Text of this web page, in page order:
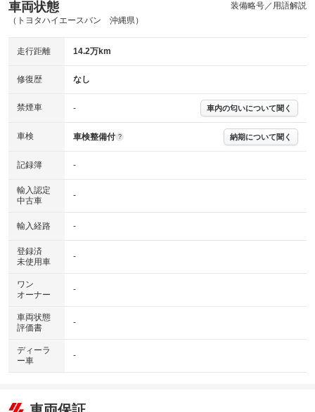
車両状態
（トヨタハイエースバン 沖縄県）
装備略号／用語解説
走行距離 14.2万km
修復歴 なし
禁煙車 - 車内の匂いについて聞く
車検 車検整備付 ? 納期について聞く
記録簿 -
輸入認定
中古車
-
輸入経路 -
登録済
未使用車
-
ワン
オーナー
-
車両状態
評価書
-
ディーラ
ー車
-